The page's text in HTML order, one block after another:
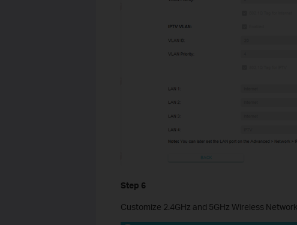
Step 6
Customize 2.4GHz and 5GHz Wireless